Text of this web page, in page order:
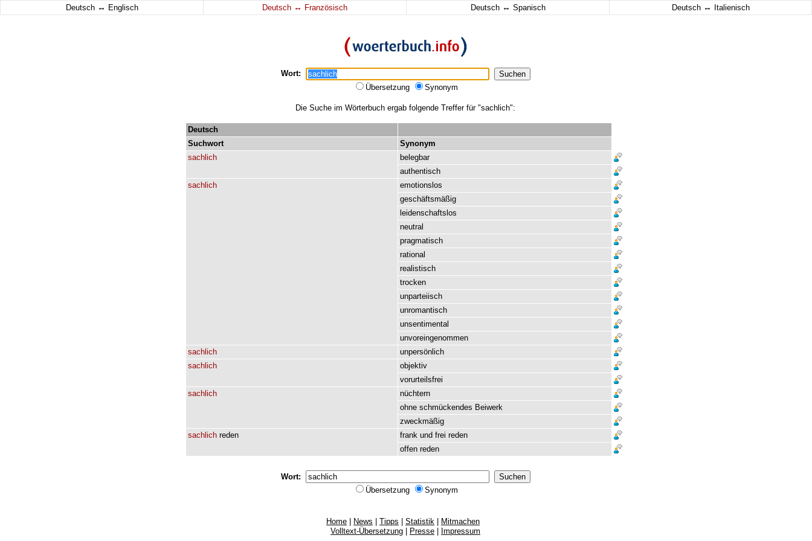
Deutsch ↔ Englisch Deutsch ↔ Französisch Deutsch ↔ Spanisch Deutsch ↔ Italienisch
Wort:
Übersetzung
Synonym
Die Suche im Wörterbuch ergab folgende Treffer für "sachlich":
Deutsch
Suchwort
Synonym
sachlich
belegbar
authentisch
sachlich
emotionslos
geschäftsmäßig
leidenschaftslos
neutral
pragmatisch
rational
realistisch
trocken
unparteiisch
unromantisch
unsentimental
unvoreingenommen
sachlich
unpersönlich
sachlich
objektiv
vorurteilsfrei
sachlich
nüchtern
ohne schmückendes Beiwerk
zweckmäßig
sachlich reden frank und frei reden
offen reden
Wort:
Übersetzung
Synonym
Home News Tipps Statistik
Mitmachen
Volltext-Übersetzung
Presse Impressum